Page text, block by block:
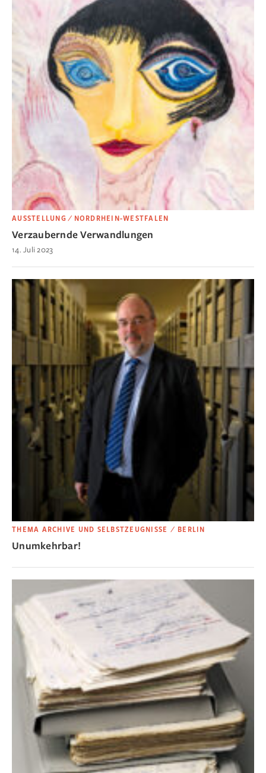
AUSSTELLUNG ⁄ NORDRHEIN-WESTFALEN
Verzaubernde Verwandlungen
14. Juli 2023
THEMA ARCHIVE UND SELBSTZEUGNISSE ⁄ BERLIN
Unumkehrbar!